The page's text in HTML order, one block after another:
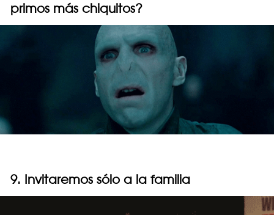
primos más chiquitos?
9. Invitaremos sólo a la familia